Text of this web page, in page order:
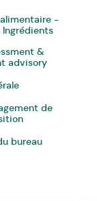
-
Ingrédients
&
advisory
de
bureau